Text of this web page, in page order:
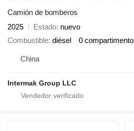
Camión de bomberos
2025
Estado nuevo
Combustible diésel 0 compartimento
China
Intermak Group LLC